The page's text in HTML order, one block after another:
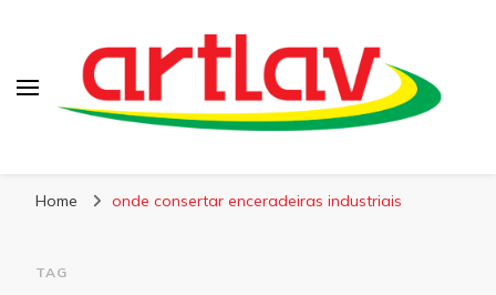
Home onde consertar enceradeiras industriais
TAG